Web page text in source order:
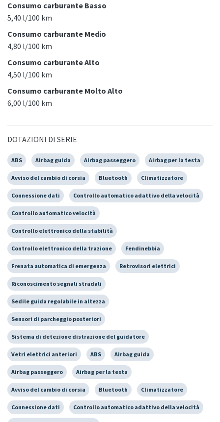
Consumo carburante Basso
5,40 l/100 km
Consumo carburante Medio
4,80 l/100 km
Consumo carburante Alto
4,50 l/100 km
Consumo carburante Molto Alto
6,00 l/100 km
DOTAZIONI DI SERIE
ABS Airbag guida Airbag passeggero Airbag per la testa
Avviso del cambio di corsia Bluetooth Climatizzatore
Connessione dati Controllo automatico adattivo della velocità
Controllo automatico velocità
Controllo elettronico della stabilità
Controllo elettronico della trazione Fendinebbia
Frenata automatica di emergenza Retrovisori elettrici
Riconoscimento segnali stradali
Sedile guida regolabile in altezza
Sensori di parcheggio posteriori
Sistema di detezione distrazione del guidatore
Vetri elettrici anteriori ABS Airbag guida
Airbag passeggero Airbag per la testa
Avviso del cambio di corsia Bluetooth Climatizzatore
Connessione dati Controllo automatico adattivo della velocità